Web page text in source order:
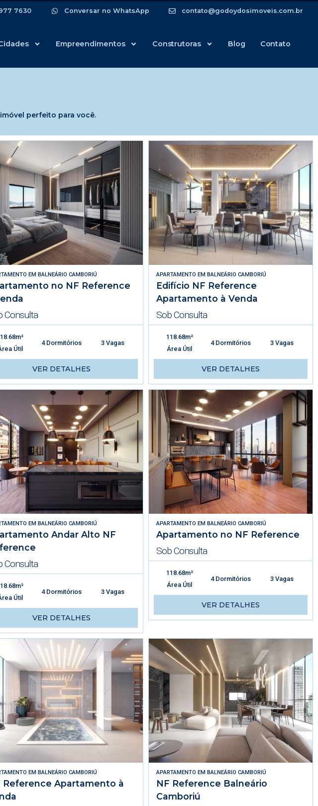
7630 Conversar no WhatsApp contato@godoydosimoveis.com.br
Empreendimentos Construtoras Blog Contato
perfeito para você.
EMBALNEÁRIO CAMBORIÚ
no NF Reference
Consulta
Útil
4 Dormitórios 3 Vagas
VER DETALHES
APARTAMENTO EMBALNEÁRIO CAMBORIÚ
Edifício NF Reference
Apartamento à Venda
Sob Consulta
118.68m²
Área Útil
4 Dormitórios 3 Vagas
VER DETALHES
EMBALNEÁRIO CAMBORIÚ
Andar Alto NF
Consulta
Útil
4 Dormitórios 3 Vagas
VER DETALHES
APARTAMENTO EMBALNEÁRIO CAMBORIÚ
Apartamento no NF Reference
Sob Consulta
118.68m²
Área Útil
4 Dormitórios 3 Vagas
VER DETALHES
EMBALNEÁRIO CAMBORIÚ
Reference Apartamento à
APARTAMENTO EMBALNEÁRIO CAMBORIÚ
NF Reference Balneário
Camboriú